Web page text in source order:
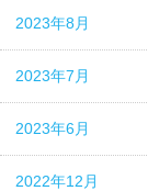
2023年8月
2023年7月
2023年6月
2022年12月